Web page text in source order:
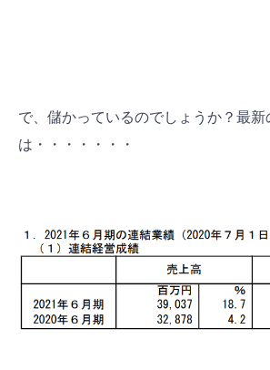
で、儲かっているのでしょうか？最新
は・・・・・・・